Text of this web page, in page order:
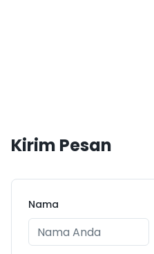
Kirim Pesan
Nama